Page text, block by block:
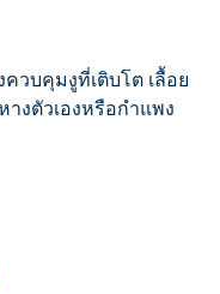
วบคุมงูที่เติบโต เลื้อย
างตัวเองหรือกำแพง